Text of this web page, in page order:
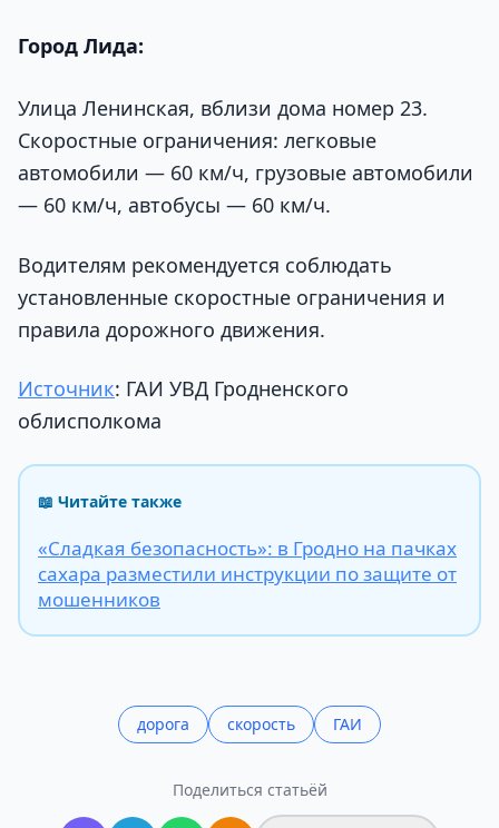
Город Лида:
Улица Ленинская, вблизи дома номер 23.
Скоростные ограничения: легковые
автомобили — 60 км/ч, грузовые автомобили
— 60 км/ч, автобусы — 60 км/ч.
Водителям рекомендуется соблюдать
установленные скоростные ограничения и
правила дорожного движения.
Источник: ГАИ УВД Гродненского
облисполкома
📖 Читайте также
«Сладкая безопасность»: в Гродно на пачках
сахара разместили инструкции по защите от
мошенников
дорога скорость ГАИ
Поделиться статьёй